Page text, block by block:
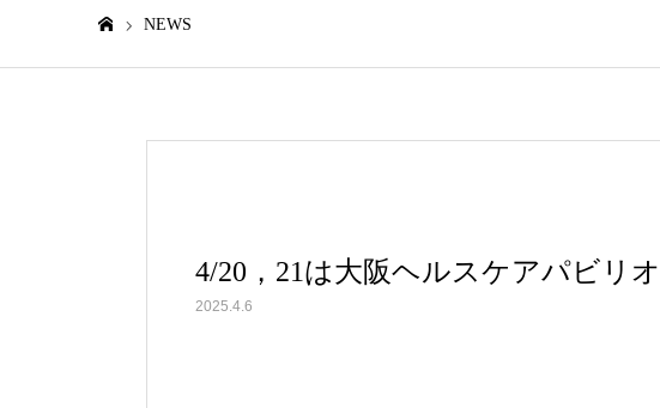
NEWS
4/20，21は大阪ヘルスケアパビリ
2025.4.6